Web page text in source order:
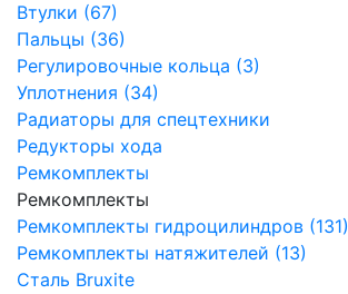
Втулки (67)
Пальцы (36)
Регулировочные кольца (3)
Уплотнения (34)
Радиаторы для спецтехники
Редукторы хода
Ремкомплекты
Ремкомплекты
Ремкомплекты гидроцилиндров (131)
Ремкомплекты натяжителей (13)
Сталь Bruxite